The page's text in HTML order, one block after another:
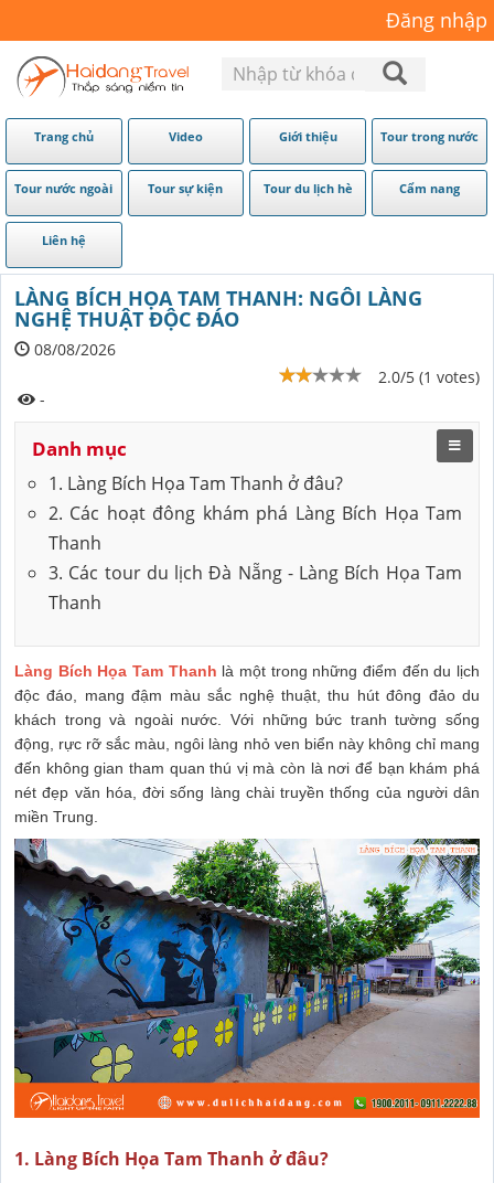
Đăng nhập
Trang chủ Video Giới thiệu Tour trong nước
Tour nước ngoài Tour sự kiện Tour du lịch hè Cẩm nang
Liên hệ
LÀNG BÍCH HỌA TAM THANH: NGÔI LÀNG
NGHỆ THUẬT ĐỘC ĐÁO
08/08/2026
2.0/5 (1 votes)
-
Danh mục
1. Làng Bích Họa Tam Thanh ở đâu?
2. Các hoạt đông khám phá Làng Bích Họa Tam
Thanh
3. Các tour du lịch Đà Nẵng - Làng Bích Họa Tam
Thanh
Làng Bích Họa Tam Thanh là một trong những điểm đến du lịch
độc đáo, mang đậm màu sắc nghệ thuật, thu hút đông đảo du
khách trong và ngoài nước. Với những bức tranh tường sống
động, rực rỡ sắc màu, ngôi làng nhỏ ven biển này không chỉ mang
đến không gian tham quan thú vị mà còn là nơi để bạn khám phá
nét đẹp văn hóa, đời sống làng chài truyền thống của người dân
miền Trung.
1. Làng Bích Họa Tam Thanh ở đâu?